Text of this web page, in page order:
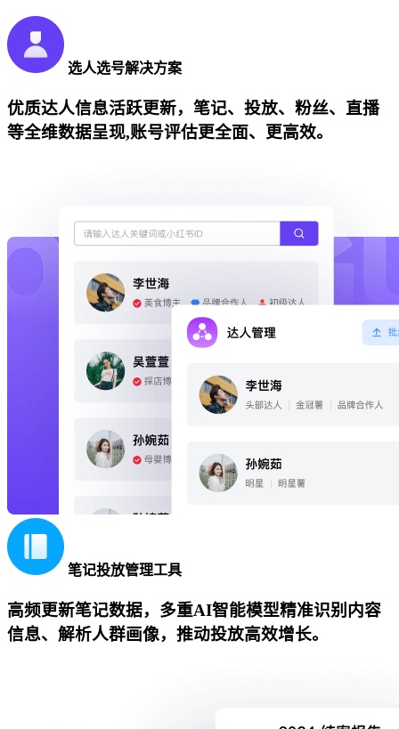
选人选号解决方案
优质达人信息活跃更新，笔记、投放、粉丝、直播
等全维数据呈现,账号评估更全面、更高效。
笔记投放管理工具
高频更新笔记数据，多重AI智能模型精准识别内容
信息、解析人群画像，推动投放高效增长。